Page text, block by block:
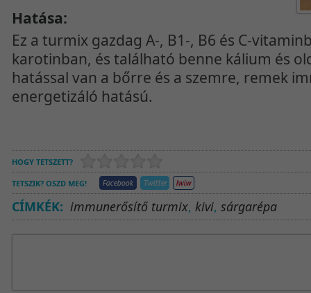
Hatása:
Ez a turmix gazdag A-, B1-, B6 és C-
karotinban, és található benne kálium és
hatással van a bőrre és a szemre, remek
energetizáló hatású.
HOGY TETSZETT?
TETSZIK? OSZD MEG!
CÍMKÉK: immunerősítő turmix, kivi, sárgarépa